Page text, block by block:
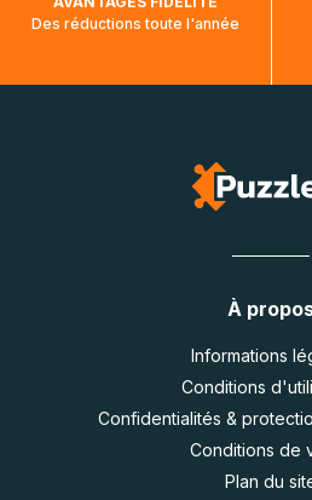
Des réductions toute l'année
À
Informations
Conditions
Confidentialités &
Conditions de
Plan du